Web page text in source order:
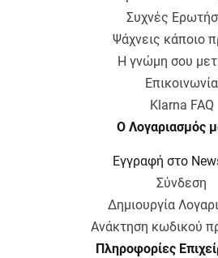
Συχνές
Ψάχνεις κάποιο
Η γνώμη σου
Επικοινωνία
Klarna FAQ
Ο Λογαριασμός
Εγγραφή στο
Σύνδεση
Δημιουργία
Ανάκτηση κωδικού
Πληροφορίες